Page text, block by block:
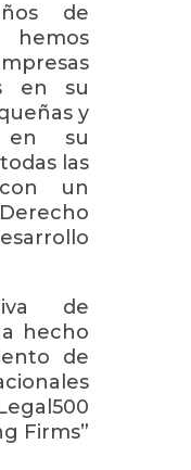
de
hemos
en su
y
en su
las
un
de
hecho
de
Firms”